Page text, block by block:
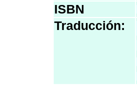
ISBN
Traducción: